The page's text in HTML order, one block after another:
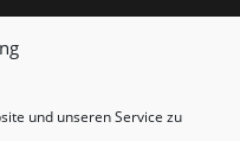
und unseren Service zu
+49 5527 999
+49 5527 999 2540